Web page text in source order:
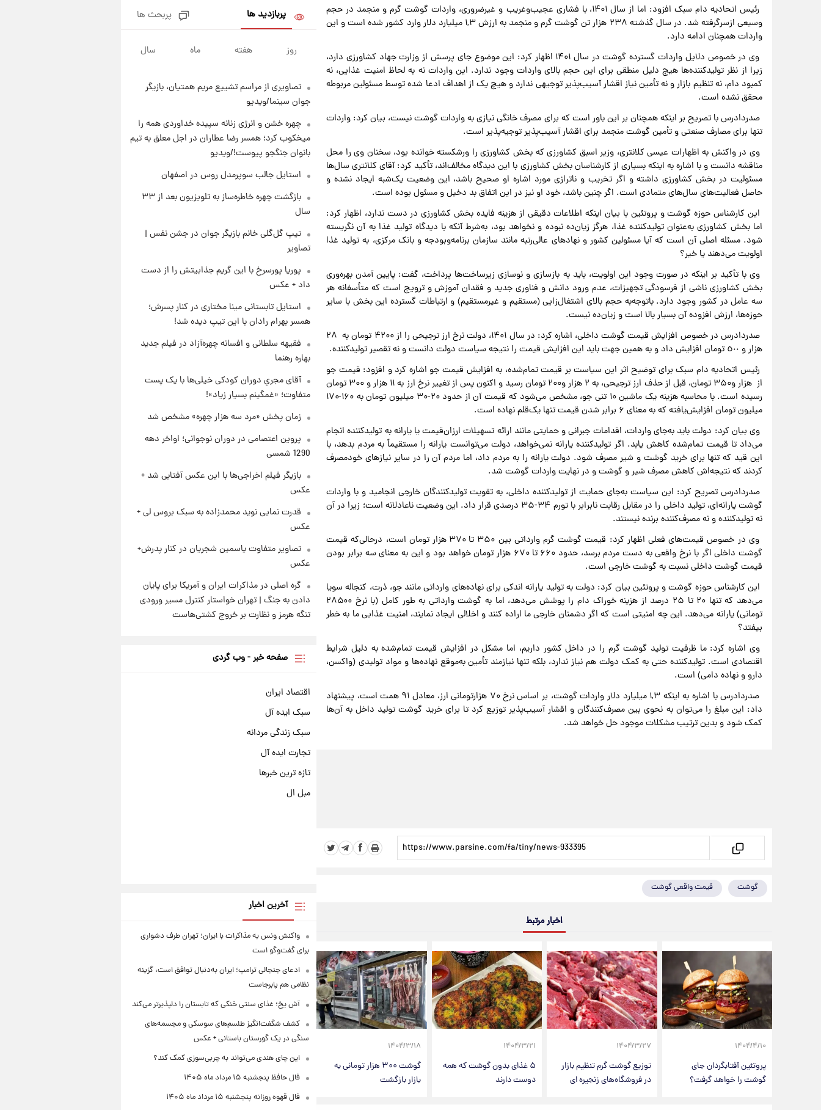
رئیس اتحادیه دام سبک افزود: اما از سال ۱۴۰۱، با فشاری عجیب‌وغریب و غیرضروری، واردات گوشت گرم و منجمد در حجم
وسیعی ازسرگرفته شد. در سال گذشته ۲۳۸ هزار تن گوشت گرم و منجمد به ارزش ۱,۳ میلیارد دلار وارد کشور شده است و این
واردات همچنان ادامه دارد.
وی در خصوص دلایل واردات گسترده گوشت در سال ۱۴۰۱ اظهار کرد: این موضوع جای پرسش از وزارت جهاد کشاورزی دارد،
زیرا از نظر تولیدکننده‌ها هیچ دلیل منطقی برای این حجم بالای واردات وجود ندارد. این واردات نه به لحاظ امنیت غذایی، نه
کمبود دام، نه تنظیم بازار و نه تأمین نیاز اقشار آسیب‌پذیر توجیهی ندارد و هیچ یک از اهداف ادعا شده توسط مسئولین مربوطه
محقق نشده است.
صدردادرس با تصریح بر اینکه همچنان بر این باور است که برای مصرف خانگی نیازی به واردات گوشت نیست، بیان کرد: واردات
تنها برای مصارف صنعتی و تأمین گوشت منجمد برای اقشار آسیب‌پذیر توجیه‌پذیر است.
وی در واکنش به اظهارات عیسی کلانتری، وزیر اسبق کشاورزی که بخش کشاورزی را ورشکسته خوانده بود، سخنان وی را محل
مناقشه دانست و با اشاره به اینکه بسیاری از کارشناسان بخش کشاورزی با این دیدگاه مخالف‌اند، تأکید کرد: آقای کلانتری سال‌ها
مسئولیت در بخش کشاورزی داشته‌ و اگر تخریب و ناترازی مورد اشاره او صحیح باشد، این وضعیت یک‌شبه ایجاد نشده و
حاصل فعالیت‌های سال‌های متمادی است. اگر چنین باشد، خود او نیز در این اتفاق بد دخیل و مسئول بوده‌ است.
این کارشناس حوزه گوشت و پروتئین با بیان اینکه اطلاعات دقیقی از هزینه فایده بخش کشاورزی در دست ندارد، اظهار کرد:
اما بخش کشاورزی به‌عنوان تولیدکننده غذا، هرگز زیان‌ده نبوده و نخواهد بود، به‌شرط آنکه با دیدگاه تولید غذا به آن نگریسته
شود. مسئله اصلی آن است که آیا مسئولین کشور و نهادهای عالی‌رتبه مانند سازمان برنامه‌وبودجه و بانک مرکزی، به تولید غذا
اولویت می‌دهند یا خیر؟
وی با تأکید بر اینکه در صورت وجود این اولویت، باید به بازسازی و نوسازی زیرساخت‌ها پرداخت، گفت: پایین آمدن بهره‌وری
بخش کشاورزی ناشی از فرسودگی تجهیزات، عدم ورود دانش و فناوری جدید و فقدان آموزش و ترویج است که متأسفانه هر
سه عامل در کشور وجود دارد. باتوجه‌به حجم بالای اشتغال‌زایی (مستقیم و غیرمستقیم) و ارتباطات گسترده این بخش با سایر
حوزه‌ها، ارزش افزوده آن بسیار بالا است و زیان‌ده نیست.
صدردادرس در خصوص افزایش قیمت گوشت داخلی، اشاره کرد: در سال ۱۴۰۱، دولت نرخ ارز ترجیحی را از ۴۲۰۰ تومان به ٢٨
هزار و ٥٠٠ تومان افزایش داد و به همین جهت باید این افزایش قیمت را نتیجه سیاست دولت دانست و نه تقصیر تولیدکننده.
رئیس اتحادیه دام سبک برای توضیح اثر این سیاست بر قیمت تمام‌شده، به افزایش قیمت جو اشاره کرد و افزود: قیمت جو
از هزار و۳۵۰ تومان، قبل از حذف ارز ترجیحی، به ۲ هزار و۲۰۰ تومان رسید و اکنون پس از تغییر نرخ ارز به ۱۱ هزار و ۳۰۰ تومان
رسیده است. با محاسبه هزینه یک ماشین ۱۰ تنی جو، مشخص می‌شود که قیمت آن از حدود ۲۰-۳۰ میلیون تومان به ۱۶۰-۱۷۰
میلیون تومان افزایش‌یافته که به معنای ۶ برابر شدن قیمت تنها یک‌قلم نهاده است.
وی بیان کرد: دولت باید به‌جای واردات، اقدامات جبرانی و حمایتی مانند ارائه تسهیلات ارزان‌قیمت یا یارانه به تولیدکننده انجام
می‌داد تا قیمت تمام‌شده کاهش یابد. اگر تولیدکننده یارانه نمی‌خواهد، دولت می‌توانست یارانه را مستقیماً به مردم بدهد، با
این قید که تنها برای خرید گوشت و شیر مصرف شود. دولت یارانه را به مردم داد، اما مردم آن را در سایر نیازهای خودمصرف
کردند که نتیجه‌اش کاهش مصرف شیر و گوشت و در نهایت واردات گوشت شد.
صدردادرس تصریح کرد: این سیاست به‌جای حمایت از تولیدکننده داخلی، به تقویت تولیدکنندگان خارجی انجامید و با واردات
گوشت یارانه‌ای، تولید داخلی را در مقابل رقابت نابرابر با تورم ۳۴-۳۵ درصدی قرار داد. این وضعیت ناعادلانه است؛ زیرا در آن
نه تولیدکننده و نه مصرف‌کننده برنده نیستند.
وی در خصوص قیمت‌های فعلی اظهار کرد: قیمت گوشت گرم وارداتی بین ۳۵۰ تا ۳۷۰ هزار تومان است، درحالی‌که قیمت
گوشت داخلی اگر با نرخ واقعی به دست مردم برسد، حدود ۶۶۰ تا ۶۷۰ هزار تومان خواهد بود و این به معنای سه برابر بودن
قیمت گوشت داخلی نسبت به گوشت خارجی است.
این کارشناس حوزه گوشت و پروتئین بیان کرد: دولت به تولید یارانه اندکی برای نهاده‌های وارداتی مانند جو، ذرت، کنجاله سویا
می‌دهد که تنها ۲۰ تا ۲۵ درصد از هزینه خوراک دام را پوشش می‌دهد، اما به گوشت وارداتی به طور کامل (با نرخ ۲۸۵۰۰
تومانی) یارانه می‌دهد. این چه امنیتی است که اگر دشمنان خارجی ما اراده کنند و اخلالی ایجاد نمایند، امنیت غذایی ما به خطر
بیفتد؟
وی اشاره کرد: ما ظرفیت تولید گوشت گرم را در داخل کشور داریم، اما مشکل در افزایش قیمت تمام‌شده به دلیل شرایط
اقتصادی است. تولیدکننده حتی به کمک دولت هم نیاز ندارد، بلکه تنها نیازمند تأمین به‌موقع نهاده‌ها و مواد تولیدی (واکسن،
دارو و نهاده دامی) است.
صدردادرس با اشاره به اینکه ۱,۳ میلیارد دلار واردات گوشت، بر اساس نرخ ۷۰ هزارتومانی ارز، معادل ۹۱ همت است، پیشنهاد
داد: این مبلغ را می‌توان به نحوی بین مصرف‌کنندگان و اقشار آسیب‌پذیر توزیع کرد تا برای خرید گوشت تولید داخل به آن‌ها
کمک شود و بدین ترتیب مشکلات موجود حل خواهد شد.
گوشت قیمت واقعی گوشت
اخبار مرتبط
۱۴۰۴/۴/۱۰
پروتئین‌ آفتابگردان جای
گوشت را خواهد گرفت؟
۱۴۰۴/۳/۲۷
توزیع گوشت گرم تنظیم بازار
در فروشگاه‌های زنجیره ای
۱۴۰۴/۳/۲۱
۵ غذای بدون گوشت که همه
دوست دارند
۱۴۰۴/۳/۱۸
گوشت ۳۰۰ هزار تومانی به
بازار بازگشت
قدرت‌نمایی نظامی چین؛ بمب‌افکن
حامل موشک هسته‌ای در آسمان
۲۲ ساعت پیش
چهارشنبه ۱۴ مرداد ۱۴۰۵/ نرخ‌ها
ثابت ماند؟ +جدول
۲۳ ساعت پیش
علی مطهری: اجرای کامل
بزرگ‌تری برای ایران است
پربازدید ها پربحث ها
روز هفته ماه سال
تصاویری از مراسم تشییع مریم همتیان، بازیگر
جوان سینما/ویدیو
چهره خشن و انرژی زنانه سپیده خداوردی همه را
میخکوب کرد؛ همسر رضا عطاران در اجل معلق به تیم
بانوان جنگجو پیوست!/ویدیو
استایل جالب سوپرمدل روس در اصفهان
بازگشت چهره خاطره‌ساز به تلویزیون بعد از ۳۳
سال
تیپ گل‌گلی خانم بازیگر جوان در جشن نفس |
تصاویر
پوریا پورسرخ با این گریم جذابیتش را از دست
داد + عکس
استایل تابستانی مینا مختاری در کنار پسرش؛
همسر بهرام رادان با این تیپ دیده شد!
فقیهه سلطانی و افسانه چهره‌آزاد در فیلم جدید
بهاره رهنما
آقای مجریِ دوران کودکی خیلی‌ها با یک پست
متفاوت؛ «غمگینم بسیار زیاد»!
زمان پخش «مرد سه هزار چهره» مشخص شد
پروین اعتصامی در دوران نوجوانی؛ اواخر دهه
1290 شمسی
بازیگر فیلم اخراجی‌ها با این عکس آفتابی شد +
عکس
قدرت نمایی نوید محمدزاده به سبک بروس لی +
عکس
تصاویر متفاوت یاسمین شجریان در کنار پدرش+
عکس
گره اصلی در مذاکرات ایران و آمریکا برای پایان
دادن به جنگ | تهران خواستار کنترل مسیر ورودی
تنگه هرمز و نظارت بر خروج کشتی‌هاست
صفحه خبر - وب گردی
اقتصاد ایران
سبک ایده آل
سبک زندگی مردانه
تجارت ایده آل
تازه ترین خبرها
مبل ال
آخرین اخبار
واکنش ونس به مذاکرات با ایران؛ تهران طرف دشواری
برای گفت‌وگو است
ادعای جنجالی ترامپ؛ ایران به‌دنبال توافق است، گزینه
نظامی هم پابرجاست
آش یخ؛ غذای سنتی خنکی که تابستان را دلپذیرتر می‌کند
کشف شگفت‌انگیز طلسم‌های سوسکی و مجسمه‌های
سنگی در یک گورستان باستانی + عکس
این چای هندی می‌تواند به چربی‌سوزی کمک کند؟
فال حافظ پنجشنبه ۱۵ مرداد ماه ۱۴۰۵
فال قهوه روزانه پنجشنبه ۱۵ مرداد ماه ۱۴۰۵